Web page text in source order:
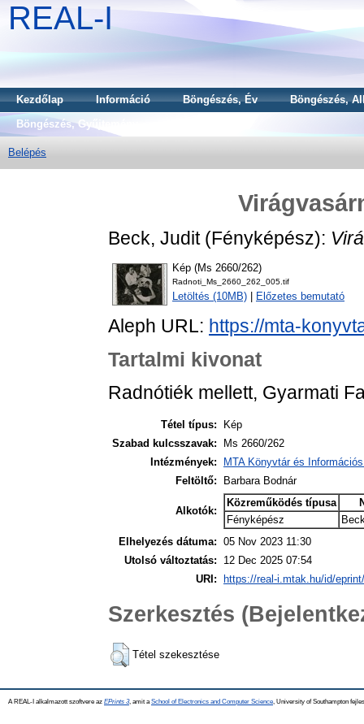
REAL-I
Kezdőlap Információ Böngészés, Év
Böngészés,
Böngészés, Gyűjtemény
Belépés
Beck, Judit(Fényképész):
Kép (Ms 2660/262)
Radnoti_Ms_2660_262_005.tif
Letöltés (10MB) Előzetes bemutató
Aleph URL: https://mta-
Tartalmi kivonat
Radnótiék mellett, Gyarmati
Tétel típus:
Kép
Szabad kulcsszavak:
Ms 2660/262
Intézmények:
MTA Könyvtár és
Feltöltő:
Barbara Bodnár
Alkotók:
Közreműködés típusa
Fényképész
Elhelyezés dátuma: 05 Nov 2023 11:30
Utolsó változtatás:
12 Dec 2025 07:54
URI:
https://real-i.mtak.hu/id/
Szerkesztés
Tétel szekesztése
A REAL-I alkalmazott szoftvere az EPrints 3, amit a School of Electronics and Computer Science , University of Southampton